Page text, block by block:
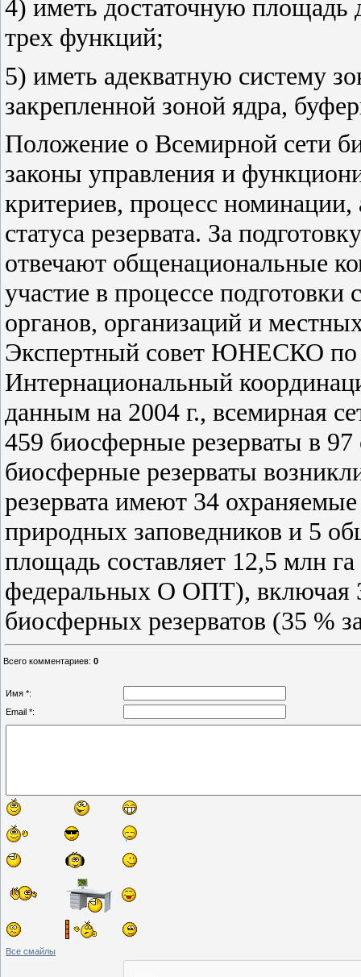
4) иметь достаточную площадь
трех функций;
5) иметь адекватную систему
закрепленной зоной ядра,
Положение о Всемирной сети
законы управления и
критериев, процесс номинации,
статуса резервата. За
отвечают общенациональные
участие в процессе
органов, организаций и
Экспертный совет ЮНЕСКО по
Интернациональный
данным на 2004 г., всемирная
459 биосферные резерваты в
биосферные резерваты
резервата имеют 34
природных заповедников и 5
площадь составляет 12,5 млн
федеральных О ОПТ), включая
биосферных резерватов (35 %
Всего комментариев: 0
Имя *:
Email *:
Все смайлы